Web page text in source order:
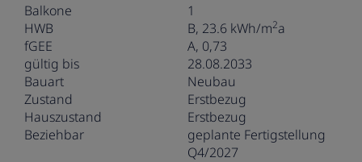
Balkone
1
HWB
B, 23.6 kWh/m2a
fGEE
A, 0,73
gültig bis
28.08.2033
Bauart
Neubau
Zustand
Erstbezug
Hauszustand
Erstbezug
Beziehbar
geplante Fertigstellung
Q4/2027